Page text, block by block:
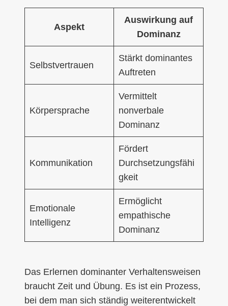
Aspekt
Auswirkung auf
Dominanz
Selbstvertrauen
Stärkt dominantes
Auftreten
Körpersprache
Vermittelt
nonverbale
Dominanz
Kommunikation
Fördert
Durchsetzungsfähi
gkeit
Emotionale
Intelligenz
Ermöglicht
empathische
Dominanz
Das Erlernen dominanter Verhaltensweisen
braucht Zeit und Übung. Es ist ein Prozess,
bei dem man sich ständig weiterentwickelt